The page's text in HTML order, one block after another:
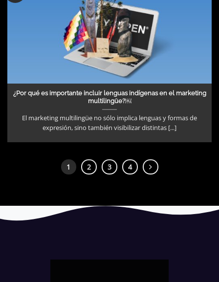
¿Por qué es importante incluir lenguas indígenas en el marketing
multilingüe?￼
El marketing multilingüe no sólo implica lenguas y formas de
expresión, sino también visibilizar distintas [...]
1 2 3 4